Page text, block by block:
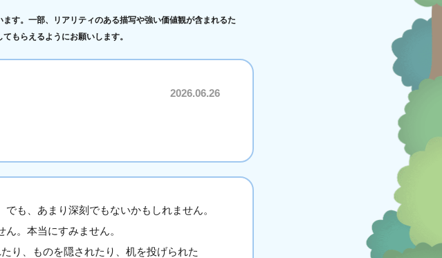
す。一部、リアリティのある描写や強い価値観が含まれるた
もらえるようにお願いします。
2026.06.26
も、あまり深刻でもないかもしれません。
。本当にすみません。
り、ものを隠されたり、机を投げられた